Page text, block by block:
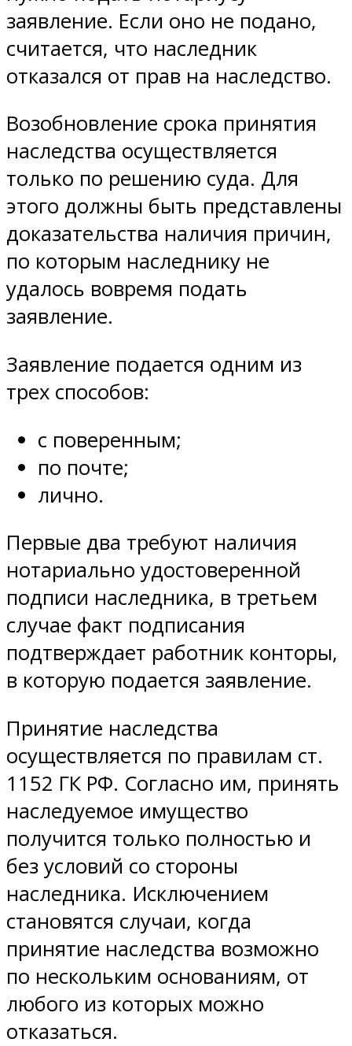
заявление. Если оно не подано,
считается, что наследник
отказался от прав на наследство.
Возобновление срока принятия
наследства осуществляется
только по решению суда. Для
этого должны быть представлены
доказательства наличия причин,
по которым наследнику не
удалось вовремя подать
заявление.
Заявление подается одним из
трех способов:
с поверенным;
по почте;
лично.
Первые два требуют наличия
нотариально удостоверенной
подписи наследника, в третьем
случае факт подписания
подтверждает работник конторы,
в которую подается заявление.
Принятие наследства
осуществляется по правилам ст.
1152 ГК РФ. Согласно им, принять
наследуемое имущество
получится только полностью и
без условий со стороны
наследника. Исключением
становятся случаи, когда
принятие наследства возможно
по нескольким основаниям, от
любого из которых можно
отказаться.